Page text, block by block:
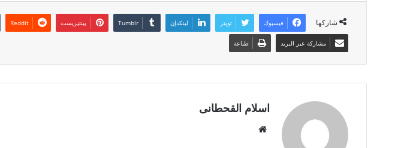
شاركها فيسبوك تويتر لينكدإن بينتيريست
مشاركة عبر البريد طباعة
اسلام القحطانى